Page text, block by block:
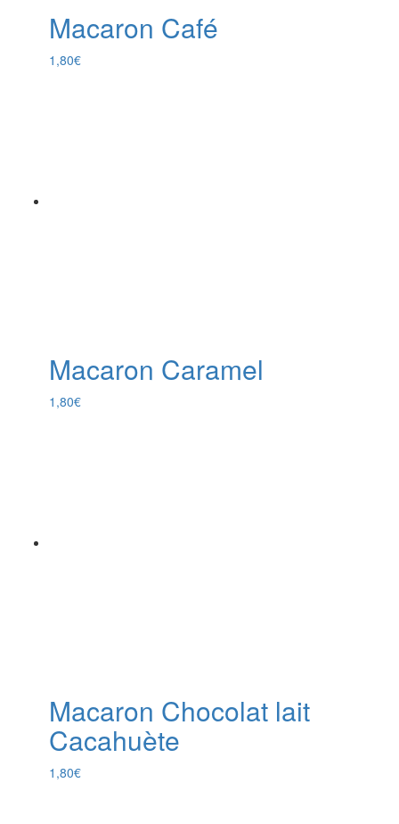
Macaron Café
1,80€
Macaron Caramel
1,80€
Macaron Chocolat lait
Cacahuète
1,80€